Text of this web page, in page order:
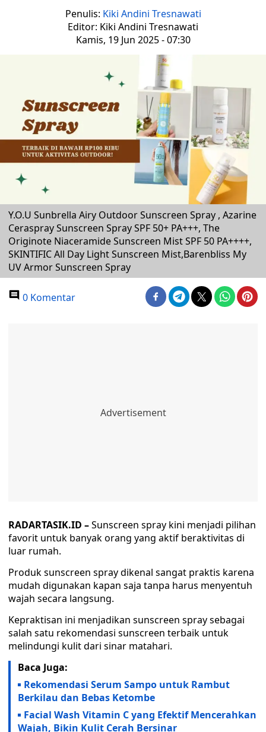
Penulis: Kiki Andini Tresnawati
Editor: Kiki Andini Tresnawati
Kamis, 19 Jun 2025 - 07:30
Y.O.U Sunbrella Airy Outdoor Sunscreen Spray , Azarine
Ceraspray Sunscreen Spray SPF 50+ PA+++, The
Originote Niaceramide Sunscreen Mist SPF 50 PA++++,
SKINTIFIC All Day Light Sunscreen Mist,Barenbliss My
UV Armor Sunscreen Spray
0 Komentar
RADARTASIK.ID –Sunscreen spray kini menjadi pilihan
favorit untuk banyak orang yang aktif beraktivitas di
luar rumah.
Produk sunscreen spray dikenal sangat praktis karena
mudah digunakan kapan saja tanpa harus menyentuh
wajah secara langsung.
Kepraktisan ini menjadikan sunscreen spray sebagai
salah satu rekomendasi sunscreen terbaik untuk
melindungi kulit dari sinar matahari.
Baca Juga:
Rekomendasi Serum Sampo untuk Rambut
Berkilau dan Bebas Ketombe
Facial Wash Vitamin C yang Efektif Mencerahkan
Wajah, Bikin Kulit Cerah Bersinar